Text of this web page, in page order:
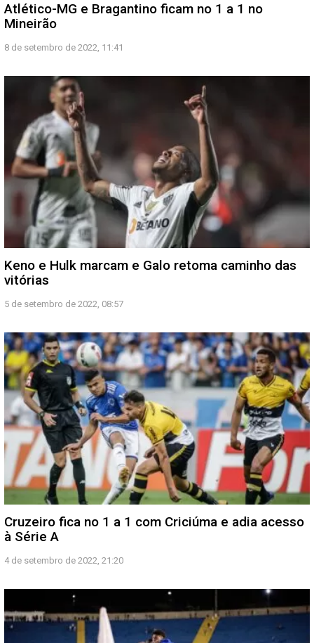
Atlético-MG e Bragantino ficam no 1 a 1 no
Mineirão
8 de setembro de 2022, 11:41
Keno e Hulk marcam e Galo retoma caminho das
vitórias
5 de setembro de 2022, 08:57
Cruzeiro fica no 1 a 1 com Criciúma e adia acesso
à Série A
4 de setembro de 2022, 21:20